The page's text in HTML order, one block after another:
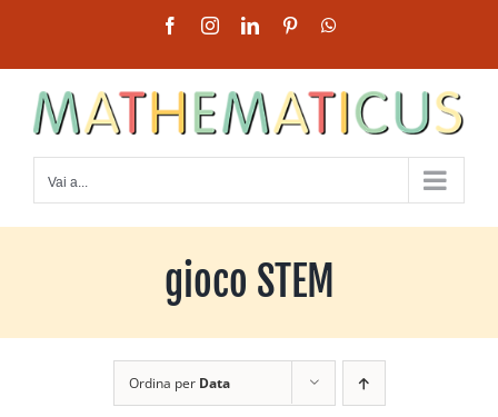
contenuto
FacebookInstagramLinkedInPinterest
Vai a...
gioco STEM
Ordina per Data